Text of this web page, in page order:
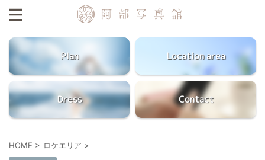
Plan Location area
Dress Contact
HOME > ロケエリア >